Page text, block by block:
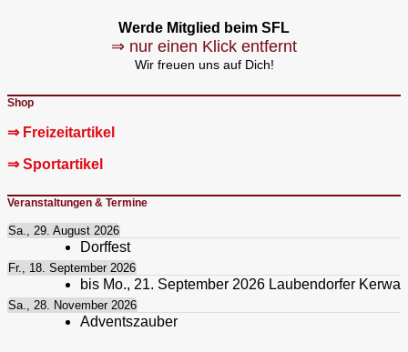
Werde Mitglied beim SFL
⇒ nur einen Klick entfernt
Wir freuen uns auf Dich!
Shop
⇒ Freizeitartikel
⇒ Sportartikel
Veranstaltungen & Termine
Sa., 29. August 2026
Dorffest
Fr., 18. September 2026
bis Mo., 21. September 2026 Laubendorfer Kerwa
Sa., 28. November 2026
Adventszauber